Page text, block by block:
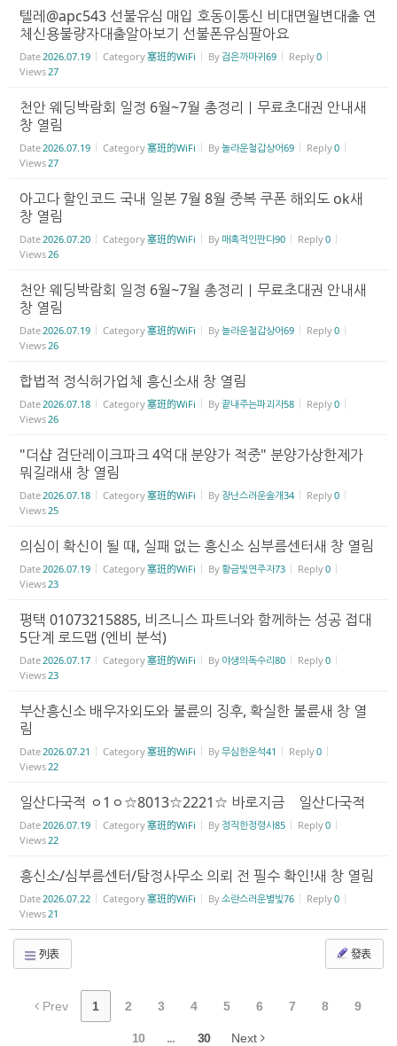
텔레@apc543 선불유심 매입 호동이통신 비대면월변대출 연
체신용불량자대출알아보기 선불폰유심팔아요
Date2026.07.19 Category塞班的WiFi By 검은까마귀69 Reply0
Views27
천안 웨딩박람회 일정 6월~7월 총정리｜무료초대권 안내새
창 열림
Date2026.07.19 Category塞班的WiFi By놀라운철갑상어69 Reply0
Views27
아고다 할인코드 국내 일본 7월 8월 중복 쿠폰 해외도 ok새
창 열림
Date2026.07.20 Category塞班的WiFi By 매혹적인판다90 Reply0
Views26
천안 웨딩박람회 일정 6월~7월 총정리｜무료초대권 안내새
창 열림
Date2026.07.19 Category塞班的WiFi By놀라운철갑상어69 Reply0
Views26
합법적 정식허가업체 흥신소새 창 열림
Date2026.07.18 Category塞班的WiFi By끝내주는파괴자58 Reply0
Views26
"더샵 검단레이크파크 4억대 분양가 적중" 분양가상한제가
뭐길래새 창 열림
Date2026.07.18 Category塞班的WiFi By 장난스러운솔개34 Reply0
Views25
의심이 확신이 될 때, 실패 없는 흥신소 심부름센터새 창 열림
Date2026.07.19 Category塞班的WiFi By황금빛연주자73 Reply0
Views23
평택 01073215885, 비즈니스 파트너와 함께하는 성공 접대
5단계 로드맵 (엔비 분석)
Date2026.07.17 Category塞班的WiFi By 야생의독수리80 Reply0
Views23
부산흥신소 배우자외도와 불륜의 징후, 확실한 불륜새 창 열
림
Date2026.07.21 Category塞班的WiFi By무심한운석41 Reply0
Views22
일산다국적 ㅇ1ㅇ☆8013☆2221☆ 바로지금 일산다국적
Date2026.07.19 Category塞班的WiFi By 정직한정령사85 Reply0
Views22
흥신소/심부름센터/탐정사무소 의뢰 전 필수 확인!새 창 열림
Date2026.07.22 Category塞班的WiFi By소란스러운별빛76 Reply0
Views21
列表 發表
Prev 1 2 3 4 5 6 7 8 9
10 ... 30 Next